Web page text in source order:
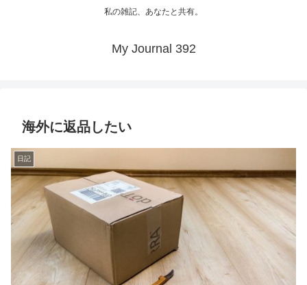
私の雑記、あなたと共有。
My Journal 392
海外に返品したい
日記